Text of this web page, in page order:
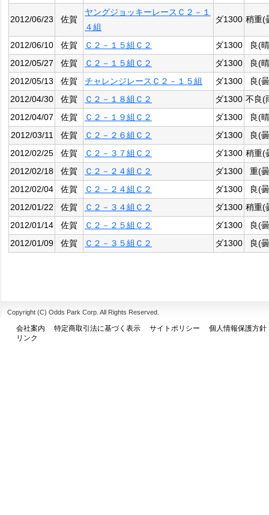
2012/06/23 佐賀
ヤングジョッキーレースＣ２－１
４組
ダ1300 稍重(
2012/06/10 佐賀 Ｃ２－１５組Ｃ２ ダ1300
良(
2012/05/27
佐賀 Ｃ２－１５組Ｃ２ ダ1300
良(
2012/05/13
佐賀 チャレンジレースＣ２－１５組 ダ1300
良(
2012/04/30
佐賀 Ｃ２－１８組Ｃ２ ダ1300 不良(
2012/04/07
佐賀 Ｃ２－１９組Ｃ２ ダ1300
良(
2012/03/11
佐賀 Ｃ２－２６組Ｃ２ ダ1300
良(
2012/02/25
佐賀 Ｃ２－３７組Ｃ２ ダ1300 稍重(
2012/02/18
佐賀 Ｃ２－２４組Ｃ２ ダ1300
重(
2012/02/04
佐賀 Ｃ２－２４組Ｃ２ ダ1300
良(
2012/01/22
佐賀 Ｃ２－３４組Ｃ２ ダ1300 稍重(
2012/01/14
佐賀 Ｃ２－２５組Ｃ２ ダ1300
良(
2012/01/09
佐賀 Ｃ２－３５組Ｃ２ ダ1300 良(
Copyright (C) Odds Park Corp. All Rights Reserved.
会社案内 特定商取引法に基づく表示 サイトポリシー
個人情報保護方針
リンク